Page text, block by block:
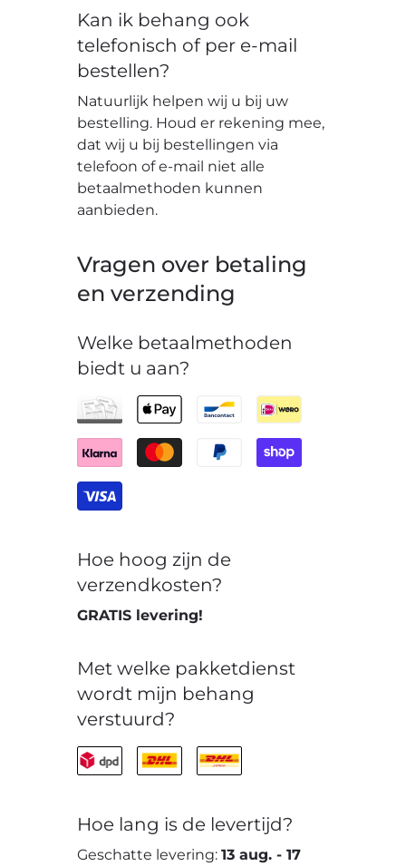
Kan ik behang ook
telefonisch of per e-mail
bestellen?
Natuurlijk helpen wij u bij uw
bestelling. Houd er rekening mee,
dat wij u bij bestellingen via
telefoon of e-mail niet alle
betaalmethoden kunnen
aanbieden.
Vragen over betaling
en verzending
Welke betaalmethoden
biedt u aan?
Hoe hoog zijn de
verzendkosten?
GRATIS levering!
Met welke pakketdienst
wordt mijn behang
verstuurd?
Hoe lang is de levertijd?
Geschatte levering:13 aug. -17